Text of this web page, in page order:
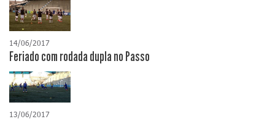
14/06/2017
Feriado com rodada dupla no Passo
13/06/2017